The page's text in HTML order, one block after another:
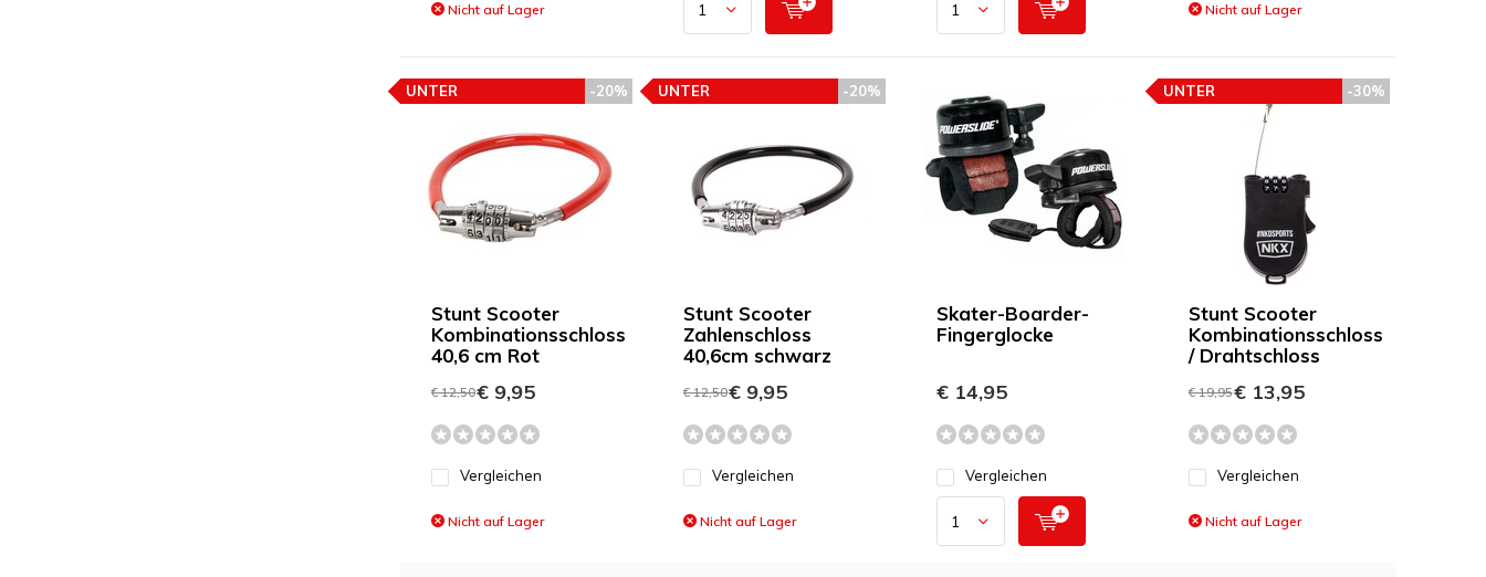
Nicht auf Lager Nicht auf Lager
Stunt Scooter
Kombinationsschloss
40,6 cm Rot
-20%
UNTER
€ 12,50€ 9,95
Vergleichen
Nicht auf Lager
Stunt Scooter
Zahlenschloss
40,6cm schwarz
-20%
UNTER
€ 12,50€ 9,95
Vergleichen
Nicht auf Lager
Skater-Boarder-
Fingerglocke
€ 14,95
Vergleichen
Stunt Scooter
Kombinationsschloss
/ Drahtschloss
-30%
UNTER
PREISEMPFEHLUNG
€ 19,95€ 13,95
Vergleichen
Nicht auf Lager